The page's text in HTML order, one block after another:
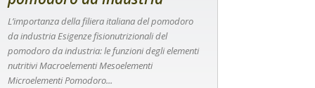
L’importanza della filiera italiana del pomodoro
da industria Esigenze fisionutrizionali del
pomodoro da industria: le funzioni degli elementi
nutritivi Macroelementi Mesoelementi
Microelementi Pomodoro...